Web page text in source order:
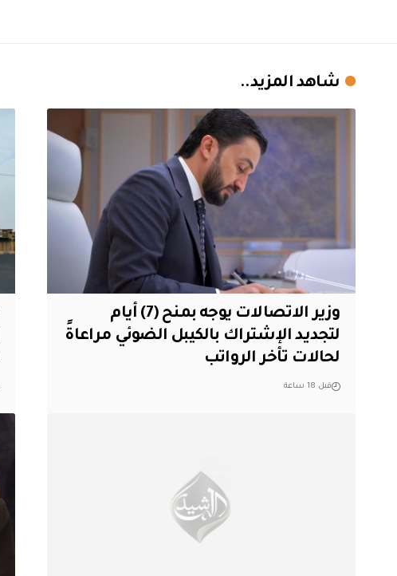
شاهد المزيد..
وزير الاتصالات يوجه بمنح (7) أيام
لتجديد الإشتراك بالكيبل الضوئي مراعاةً
لحالات تأخر الرواتب
قبل 18 ساعة